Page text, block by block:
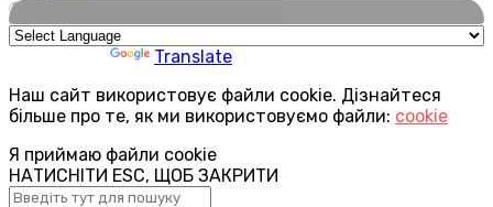
🌍
Translate
Наш сайт використовує файли cookie. Дізнайтеся
більше про те, як ми використовуємо файли: cookie
Я приймаю файли cookie
НАТИСНІТИ ESC, ЩОБ ЗАКРИТИ